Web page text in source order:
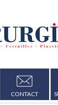
CONTACT